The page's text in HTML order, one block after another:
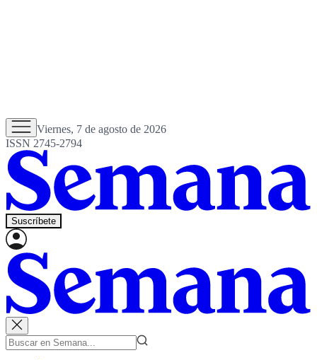
Viernes, 7 de agosto de 2026
ISSN 2745-2794
Suscríbete